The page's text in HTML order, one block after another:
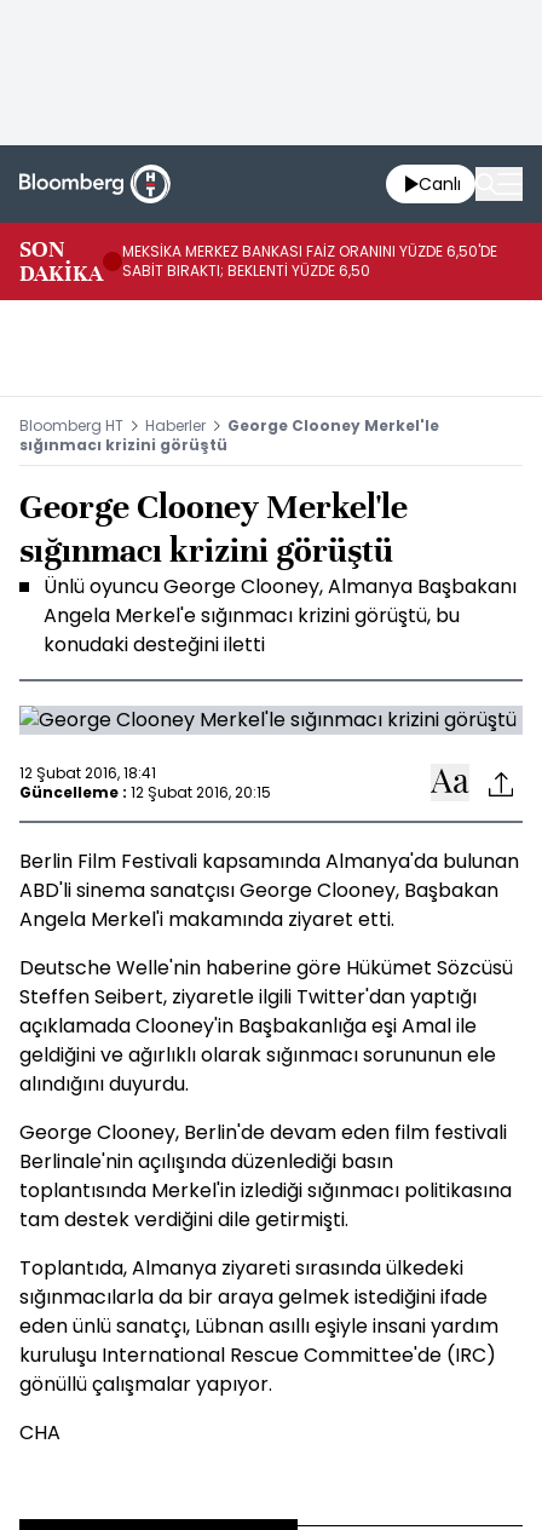
Canlı
SON
DAKİKA
MEKSİKA MERKEZ BANKASI FAİZ ORANINI YÜZDE 6,50'DE
SABİT BIRAKTI; BEKLENTİ YÜZDE 6,50
Bloomberg HT Haberler
George Clooney Merkel'le
sığınmacı krizini görüştü
George Clooney Merkel'le
sığınmacı krizini görüştü
Ünlü oyuncu George Clooney, Almanya Başbakanı
Angela Merkel'e sığınmacı krizini görüştü, bu
konudaki desteğini iletti
12 Şubat 2016, 18:41
Güncelleme : 12 Şubat 2016, 20:15
Berlin Film Festivali kapsamında Almanya'da bulunan
ABD'li sinema sanatçısı George Clooney, Başbakan
Angela Merkel'i makamında ziyaret etti.
Deutsche Welle'nin haberine göre Hükümet Sözcüsü
Steffen Seibert, ziyaretle ilgili Twitter'dan yaptığı
açıklamada Clooney'in Başbakanlığa eşi Amal ile
geldiğini ve ağırlıklı olarak sığınmacı sorununun ele
alındığını duyurdu.
George Clooney, Berlin'de devam eden film festivali
Berlinale'nin açılışında düzenlediği basın
toplantısında Merkel'in izlediği sığınmacı politikasına
tam destek verdiğini dile getirmişti.
Toplantıda, Almanya ziyareti sırasında ülkedeki
sığınmacılarla da bir araya gelmek istediğini ifade
eden ünlü sanatçı, Lübnan asıllı eşiyle insani yardım
kuruluşu International Rescue Committee'de (IRC)
gönüllü çalışmalar yapıyor.
CHA